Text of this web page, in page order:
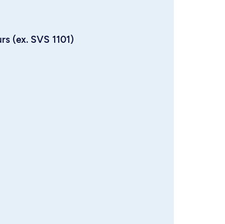
(ex. SVS 1101)